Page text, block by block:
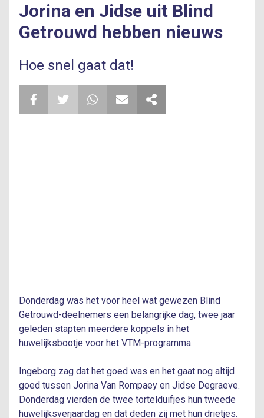
Jorina en Jidse uit Blind
Getrouwd hebben nieuws
Hoe snel gaat dat!
Donderdag was het voor heel wat gewezen Blind
Getrouwd-deelnemers een belangrijke dag, twee jaar
geleden stapten meerdere koppels in het
huwelijksbootje voor het VTM-programma.
Ingeborg zag dat het goed was en het gaat nog altijd
goed tussen Jorina Van Rompaey en Jidse Degraeve.
Donderdag vierden de twee tortelduifjes hun tweede
huwelijksverjaardag en dat deden zij met hun drietjes.